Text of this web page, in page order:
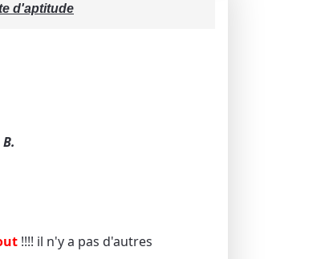
d'aptitude
!!!! il n'y a pas d'autres